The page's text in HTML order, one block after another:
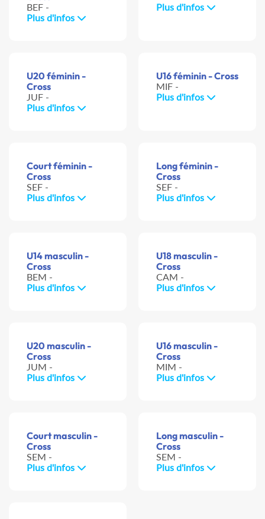
BEF -
Plus d'infos
Plus d'infos
U20 féminin -
Cross
JUF -
Plus d'infos
U16 féminin - Cross
MIF -
Plus d'infos
Court féminin -
Cross
SEF -
Plus d'infos
Long féminin -
Cross
SEF -
Plus d'infos
U14 masculin -
Cross
BEM -
Plus d'infos
U18 masculin -
Cross
CAM -
Plus d'infos
U20 masculin -
Cross
JUM -
Plus d'infos
U16 masculin -
Cross
MIM -
Plus d'infos
Court masculin -
Cross
SEM -
Plus d'infos
Long masculin -
Cross
SEM -
Plus d'infos